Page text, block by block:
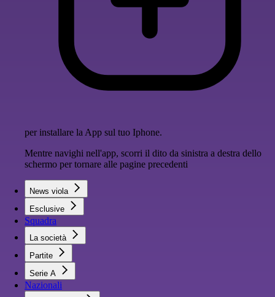
per installare la App sul tuo Iphone.
Mentre navighi nell'app, scorri il dito da sinistra a destra dello
schermo per tornare alle pagine precedenti
News viola
Esclusive
Squadra
La società
Partite
Serie A
Nazionali